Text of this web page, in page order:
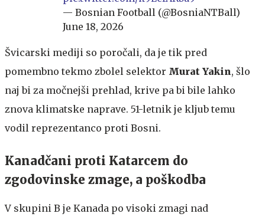
— Bosnian Football (@BosniaNTBall)
June 18, 2026
Švicarski mediji so poročali, da je tik pred
pomembno tekmo zbolel selektor Murat Yakin, šlo
naj bi za močnejši prehlad, krive pa bi bile lahko
znova klimatske naprave. 51-letnik je kljub temu
vodil reprezentanco proti Bosni.
Kanadčani proti Katarcem do
zgodovinske zmage, a poškodba
V skupini B je Kanada po visoki zmagi nad